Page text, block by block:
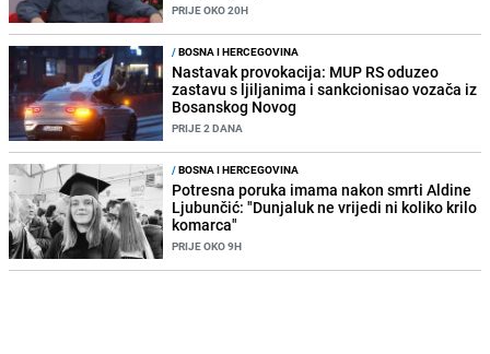
PRIJE OKO 20H
/BOSNA I HERCEGOVINA
Nastavak provokacija: MUP RS oduzeo
zastavu s ljiljanima i sankcionisao vozača iz
Bosanskog Novog
PRIJE 2 DANA
/BOSNA I HERCEGOVINA
Potresna poruka imama nakon smrti Aldine
Ljubunčić: "Dunjaluk ne vrijedi ni koliko krilo
komarca"
PRIJE OKO 9H